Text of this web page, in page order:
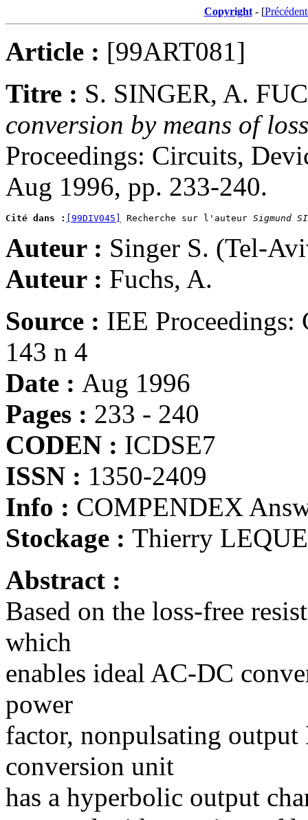
Copyright- [
Article : [99ART081]
Titre : S. SINGER, A.
conversion by means of
Proceedings: Circuits,
Aug 1996, pp. 233-240.
Cité dans : [99DIV045] Recherche sur l'auteur Sigmund
Auteur : Singer S. (Tel-
Auteur : Fuchs, A.
Source : IEE Proceedings:
143 n 4
Date : Aug 1996
Pages : 233 - 240
CODEN : ICDSE7
ISSN : 1350-2409
Info : COMPENDEX
Stockage : Thierry
Abstract :
Based on the loss-free
which
enables ideal AC-DC
power
factor, nonpulsating
conversion unit
has a hyperbolic output